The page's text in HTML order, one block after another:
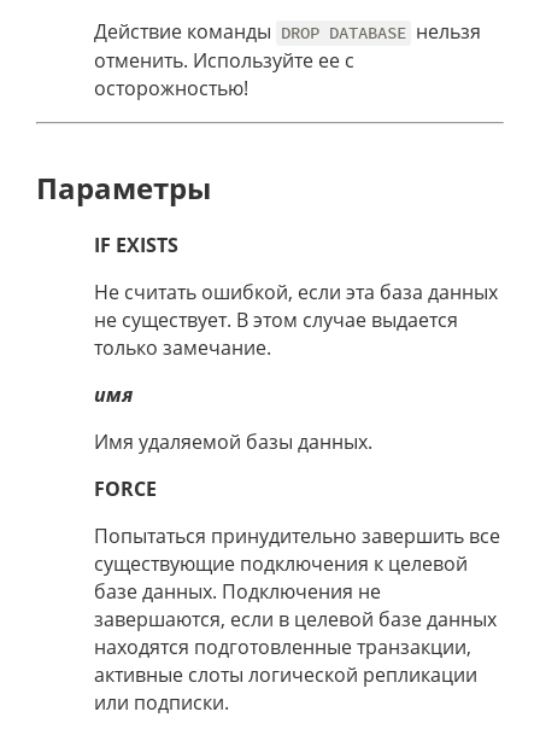
Действие команды DROP DATABASE нельзя
отменить. Используйте ее с
осторожностью!
Параметры
IF EXISTS
Не считать ошибкой, если эта база данных
не существует. В этом случае выдается
только замечание.
имя
Имя удаляемой базы данных.
FORCE
Попытаться принудительно завершить все
существующие подключения к целевой
базе данных. Подключения не
завершаются, если в целевой базе данных
находятся подготовленные транзакции,
активные слоты логической репликации
или подписки.